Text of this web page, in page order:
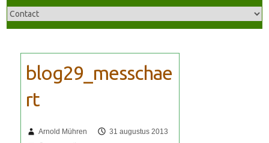
Arnold Mühren 31 augustus 2013